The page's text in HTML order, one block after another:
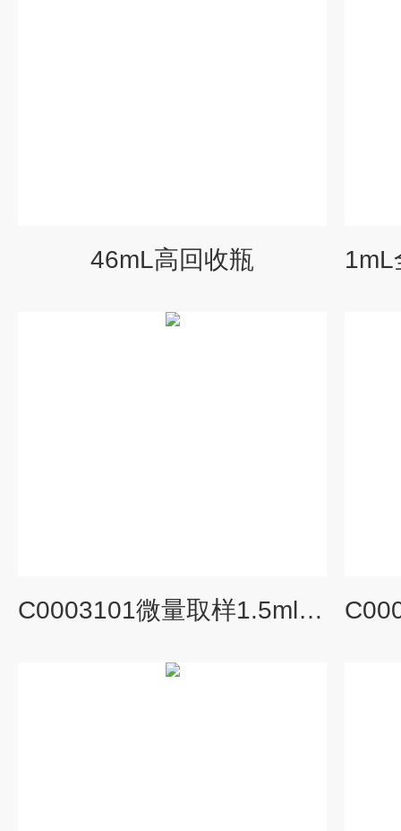
46mL高回收瓶
C0003101微量取样1.5ml透明钳口高回收香槟底进样瓶